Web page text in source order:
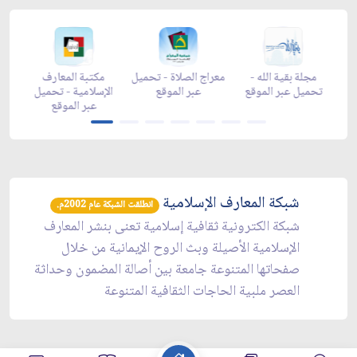
مكتبة المعارف
الإسلامية - تحميل
عبر الموقع
معراج الصلاة - تحميل
عبر الموقع
مجلة بقية الله -
تحميل عبر الموقع الموقع
شبكة المعارف الإسلامية انطلقت الشبكة عام 2002م.
شبكة الكترونية ثقافية إسلامية تعنى بنشر المعارف
الإسلامية الأصيلة وبث الروح الإيمانية من خلال
صفحاتها المتنوعة جامعة بين أصالة المضمون وحداثة
العصر ملبية الحاجات الثقافية المتنوعة